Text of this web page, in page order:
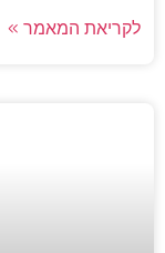
לקריאת המאמר »